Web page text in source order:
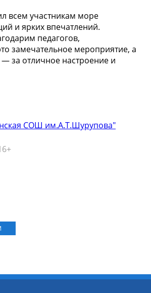
всем участникам море
и ярких впечатлений.
педагогов,
замечательное мероприятие, а
— за отличное настроение и
СОШ им.А.Т.Шурупова"